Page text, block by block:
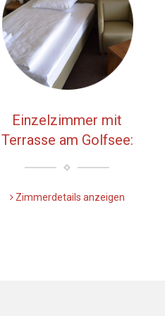
Einzelzimmer mit
Terrasse am Golfsee:
Zimmerdetails anzeigen